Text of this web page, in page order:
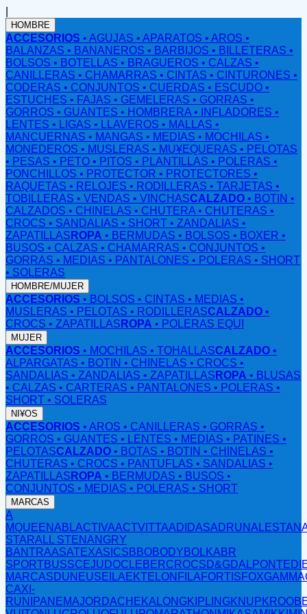
HOMBRE
ACCESORIOS • AGUJAS • APARATOS • AROS •
BALANZAS • BANANEROS • BARBIJOS • BILLETERAS •
BOLSOS • BOTELLAS • BRAGUEROS • CALZAS •
CANILLERAS • CHAMARRAS • CINTAS • CINTURONES •
CODERAS • CONJUNTOS • CUERDAS • ESCUDO •
ESTUCHES • FAJAS • GEMELERAS • GORRAS •
GORROS • GUANTES • HOMBRERA • INFLADORES •
LENTES • LIGAS • LLAVEROS • MALLAS •
MANCUERNAS • MANGAS • MEDIAS • MOCHILAS •
MONEDEROS • MUSLERAS • MU¥EQUERAS • PELOTAS
• PESAS • PETO • PITOS • PLANTILLAS • POLERAS •
PONCHILLOS • PROTECTOR • PROTECTORES •
RAQUETAS • RELOJES • RODILLERAS • TARJETAS •
TOBILLERAS • VENDAS • VINCHASCALZADO • BOTIN •
CALZADOS • CHINELAS • CHUTERA • CHUTERAS •
CROCS • SANDALIAS • SHORT • ZANDALIAS •
ZAPATILLAS ROPA • BERMUDAS • BOLSOS • BOXER •
BUSOS • CALZAS • CHAMARRAS • CONJUNTOS •
GORRAS • MEDIAS • PANTALONES • POLERAS • SHORT
• SOLERAS
HOMBRE/MUJER
ACCESORIOS • BOLSOS • CINTAS • MEDIAS •
MUSLERAS • PELOTAS • RODILLERASCALZADO •
CROCS • ZAPATILLAS ROPA • POLERAS EQUI
MUJER
ACCESORIOS • MOCHILAS • TOHALLASCALZADO •
ALPARGATAS • BOTIN • CHINELAS • CROCS •
SANDALIAS • ZANDALIAS • ZAPATILLAS ROPA • BLUSAS
• CALZAS • CARTERAS • PANTALONES • POLERAS •
SHORT • SOLERAS
NI¥OS
ACCESORIOS • AROS • CANILLERAS • GORRAS •
GORROS • GUANTES • LENTES • MEDIAS • PATINES •
PELOTASCALZADO • BOTAS • BOTIN • CHINELAS •
CHUTERAS • CROCS • PANTUFLAS • SANDALIAS •
ZAPATILLAS ROPA • BERMUDAS • BUSOS •
CONJUNTOS • MEDIAS • POLERAS • SHORT
MARCAS
A
MQUEENABLACTIVAACTVITTAADIDASADRUNALESTAN
STARALL STENANGRY
BANTRAASATEXASICS BBOBODY BOLKA BR
SPORTBUSSCEJUDOCLEBERCROCS D&GDALPONTE
MARCAS DUNEUS EILA EKTELON FILA FORTIS FOXGAMMA
CAX I-
RUN IPANEMAJORDACHE KALONGKIPLINGKNUP